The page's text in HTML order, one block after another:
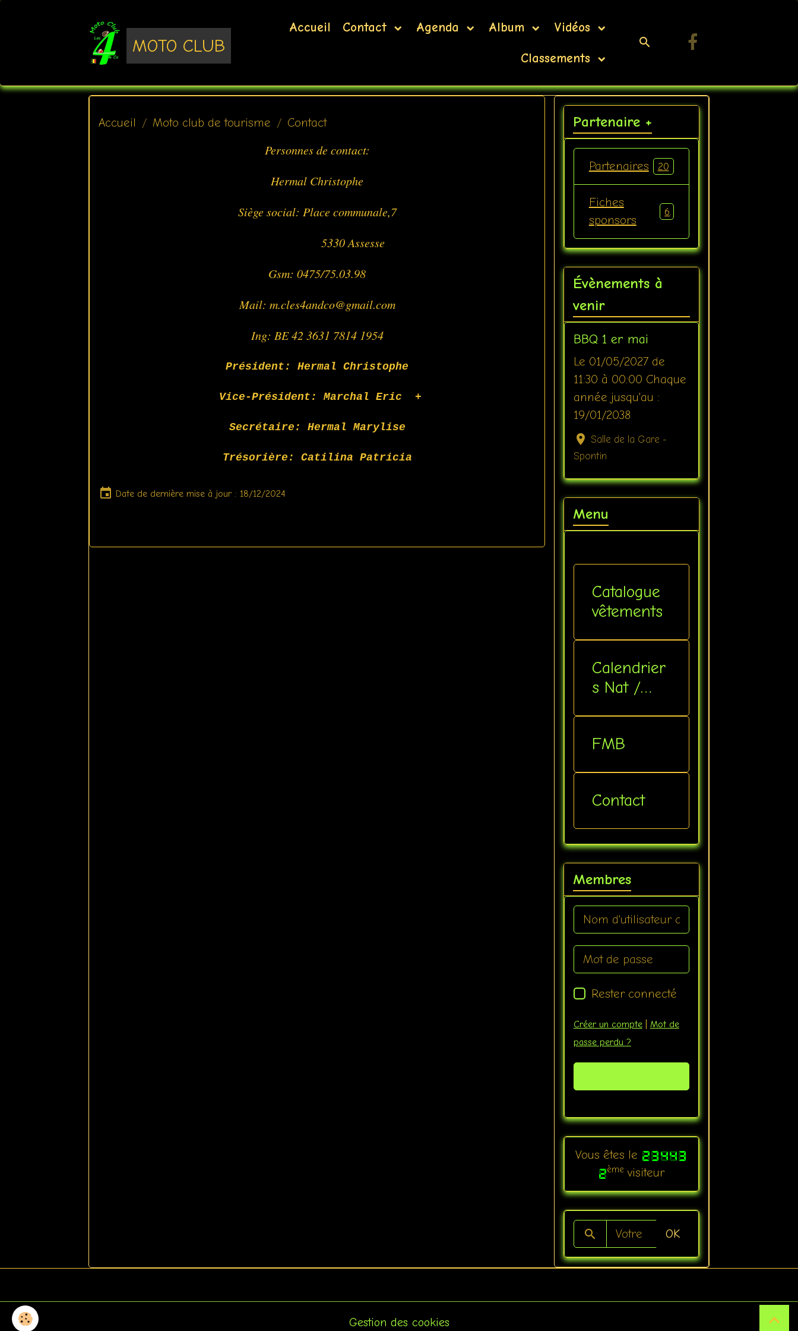
MOTO CLUB
Accueil Contact Agenda Album Vidéos
Classements
Accueil Moto club de tourisme Contact
Personnes de contact:
Hermal Christophe
Siège social: Place communale,7
5330 Assesse
Gsm: 0475/75.03.98
Mail: m.cles4andco@gmail.com
Ing: BE 42 3631 7814 1954
Président: Hermal Christophe
Vice-Président: Marchal Eric +
Secrétaire: Hermal Marylise
Trésorière: Catilina Patricia
Date de dernière mise à jour : 18/12/2024
Partenaire +
Partenaires 20
Fiches
sponsors
Évènements à
venir
BBQ 1 er mai
Le 01/05/2027 de
11:30 à 00:00 Chaque
année jusqu'au :
19/01/2038
Salle de la Gare -
Spontin
Menu
Catalogue
vêtements
Calendrier
s Nat /
FMB
Contact
Membres
Rester connecté
Créer un compte| Mot de
passe perdu ?
Vous êtes le
ème visiteur
OK
Gestion des cookies